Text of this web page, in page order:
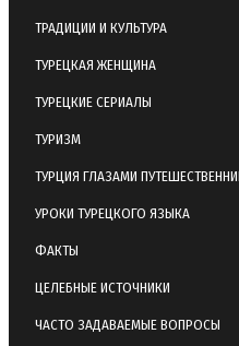
ТРАДИЦИИ И КУЛЬТУРА
ТУРЕЦКАЯ ЖЕНЩИНА
ТУРЕЦКИЕ СЕРИАЛЫ
ТУРИЗМ
ТУРЦИЯ ГЛАЗАМИ
УРОКИ ТУРЕЦКОГО ЯЗЫКА
ФАКТЫ
ЦЕЛЕБНЫЕ ИСТОЧНИКИ
ЧАСТО ЗАДАВАЕМЫЕ ВОПРОСЫ